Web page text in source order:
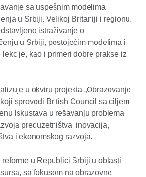
sa uspešnim modelima
u Srbiji, Velikoj Britaniji i regionu.
istraživanje o
u Srbiji, postojećim modelima i
lekcije, kao i primeri dobre prakse iz
u okviru projekta „Obrazovanje
sprovodi British Council sa ciljem
iskustava u rešavanju problema
preduzetništva, inovacija,
i ekonomskog razvoja.
reforme u Republici Srbiji u oblasti
sa fokusom na obrazovne